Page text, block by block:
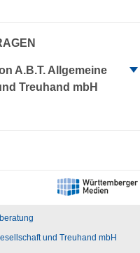
A.B.T. Allgemeine
Treuhand mbH
und Treuhand mbH